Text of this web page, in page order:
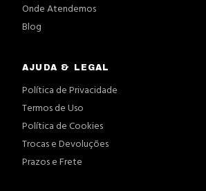
Onde Atendemos
Blog
AJUDA & LEGAL
Política de Privacidade
Termos de Uso
Política de Cookies
Trocas e Devoluções
Prazos e Frete